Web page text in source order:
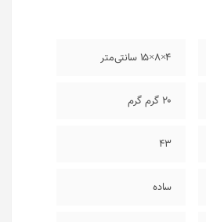
4×8×15 سانتی‌متر
20 گرم گرم
43
ساده